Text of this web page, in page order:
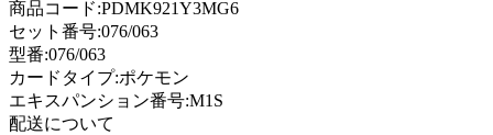
商品コード:PDMK921Y3MG6
セット番号:076/063
型番:076/063
カードタイプ:ポケモン
エキスパンション番号:M1S
配送について